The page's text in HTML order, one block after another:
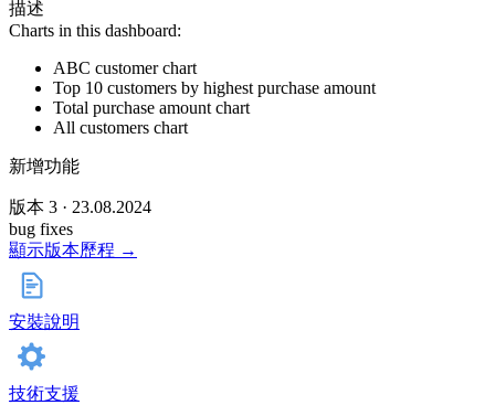
描述
Charts in this dashboard:
ABC customer chart
Top 10 customers by highest purchase amount
Total purchase amount chart
All customers chart
新增功能
版本 3 · 23.08.2024
bug fixes
顯示版本歷程 →
安裝說明
技術支援